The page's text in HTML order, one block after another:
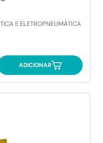
E ELETROPNEUMÁTICA
ADICIONAR